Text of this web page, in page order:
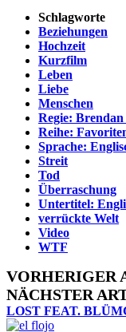
Schlagworte
Beziehungen
Hochzeit
Kurzfilm
Leben
Liebe
Menschen
Regie: Brendan
Reihe:
Sprache:
Streit
Tod
Überraschung
Untertitel:
verrückte Welt
Video
WTF
VORHERIGER
NÄCHSTER
LOST FEAT.